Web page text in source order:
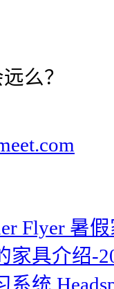
么？
Flyer 暑
家具介绍-
系统